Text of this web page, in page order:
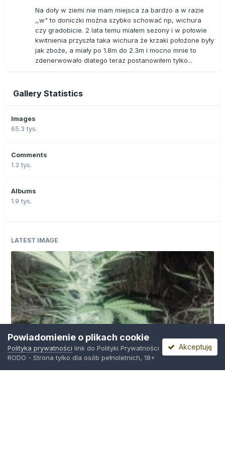
Na doły w ziemi nie mam miejsca za bardzo a w razie
,,w" to doniczki można szybko schować np, wichura
czy gradobicie. 2 lata temu miałem sezony i w połowie
kwitnienia przyszła taka wichura że krzaki położone były
jak zboże, a miały po 1.8m do 2.3m i mocno mnie to
zdenerwowało dlatego teraz postanowiłem tylko...
Gallery Statistics
Images
65.3 tys.
Comments
1.3 tys.
Albums
1.9 tys.
LATEST IMAGE
Powiadomienie o plikach cookie
Polityka prywatności link do Polityki Prywatności
RODO - Strona tylko dla osób pełnoletnich, 18+
Akceptuję